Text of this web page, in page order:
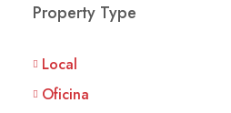
Property Type
Local
Oficina